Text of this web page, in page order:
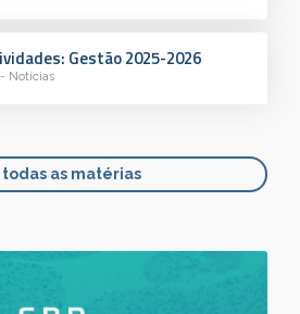
Gestão 2025-2026
Notícias
todas as matérias